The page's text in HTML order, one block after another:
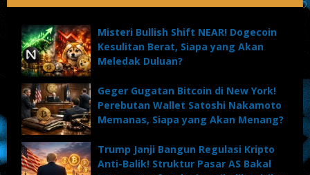
Misteri Bullish Shift NEAR! Dogecoin
Kesulitan Berat, Siapa yang Akan
Meledak Duluan?
Geger Gugatan Bitcoin di New York!
Perebutan Wallet Satoshi Nakamoto
Memanas, Siapa yang Akan Menang?
Trump Janji Bangun Regulasi Kripto
Anti-Balik! Struktur Pasar AS Bakal